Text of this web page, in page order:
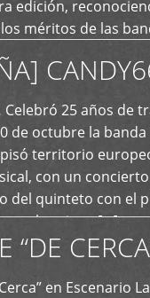
edición,
méritos de las
tendencias del
Celebró 25 años de
de octubre la
territorio
con un
del quinteto con el
que los sigue […]
“DE
en Escenario